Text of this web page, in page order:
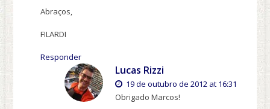
Abraços,
FILARDI
Responder
Lucas Rizzi
19 de outubro de 2012 at 16:31
Obrigado Marcos!